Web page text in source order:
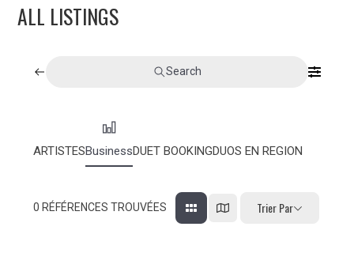
AUTRES DUOS EN RÉGION
CONTACT
ALL LISTINGS
Search
ARTISTESBusinessDUET BOOKINGDUOS EN REGION
0 RÉFÉRENCES TROUVÉES Trier Par